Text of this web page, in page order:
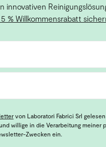
innovativen
% Willkommensrabatt
von Laboratori Fabrici Srl
willige in die Verarbeitung meiner
Zwecken ein.